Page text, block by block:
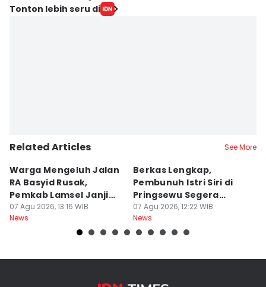
Tonton lebih seru di
Related Articles See More
Warga Mengeluh Jalan
RA Basyid Rusak,
Pemkab Lamsel Janji
Segera Perbaiki
07 Agu 2026, 13:16 WIB
News
Berkas Lengkap,
Pembunuh Istri Siri di
Pringsewu Segera
Disidang
07 Agu 2026, 12:22 WIB
News